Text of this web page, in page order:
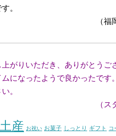
。
様
がりいただき、ありがとうご
なったようで良かったです。
。
フM
産 お祝い お菓子 しっとり ギフト コ